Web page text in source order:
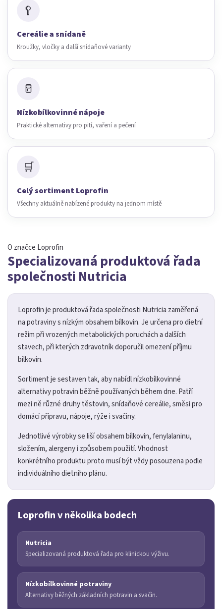
🥄
Cereálie a snídaně
Kroužky, vločky a další snídaňové varianty
🥛
Nízkobílkovinné nápoje
Praktické alternativy pro pití, vaření a pečení
🛒
Celý sortiment Loprofin
Všechny aktuálně nabízené produkty na jednom místě
O značce Loprofin
Specializovaná produktová řada
společnosti Nutricia
Loprofin je produktová řada společnosti Nutricia zaměřená
na potraviny s nízkým obsahem bílkovin. Je určena pro dietní
režim při vrozených metabolických poruchách a dalších
stavech, při kterých zdravotník doporučil omezení příjmu
bílkovin.
Sortiment je sestaven tak, aby nabídl nízkobílkovinné
alternativy potravin běžně používaných během dne. Patří
mezi ně různé druhy těstovin, snídaňové cereálie, směsi pro
domácí přípravu, nápoje, rýže i svačiny.
Jednotlivé výrobky se liší obsahem bílkovin, fenylalaninu,
složením, alergeny i způsobem použití. Vhodnost
konkrétního produktu proto musí být vždy posouzena podle
individuálního dietního plánu.
Loprofin v několika bodech
Nutricia
Specializovaná produktová řada pro klinickou výživu.
Nízkobílkovinné potraviny
Alternativy běžných základních potravin a svačin.